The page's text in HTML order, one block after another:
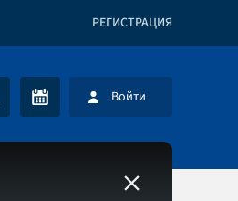
РЕГИСТРАЦИЯ
Войти